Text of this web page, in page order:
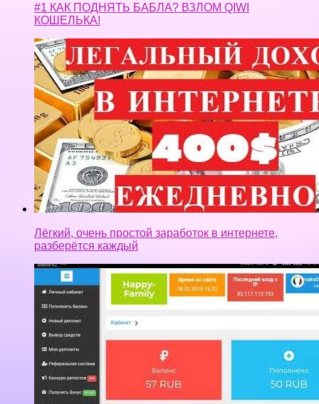
#1 КАК ПОДНЯТЬ БАБЛА? ВЗЛОМ QIWI
КОШЕЛЬКА!
Лёгкий, очень простой заработок в интернете,
разберётся каждый